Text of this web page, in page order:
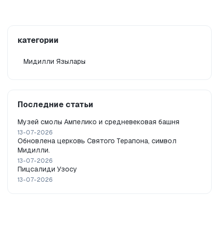
категории
Мидилли Язылары
Последние статьи
Музей смолы Ампелико и средневековая башня
13-07-2026
Обновлена церковь Святого Терапона, символ
Мидилли.
13-07-2026
Пицсалиди Узосу
13-07-2026